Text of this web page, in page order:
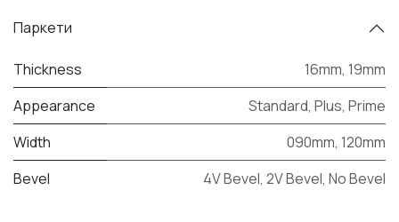
Паркети
Thickness 16mm, 19mm
Appearance
Standard, Plus, Prime
Width
090mm, 120mm
Bevel
4V Bevel, 2V Bevel, No Bevel